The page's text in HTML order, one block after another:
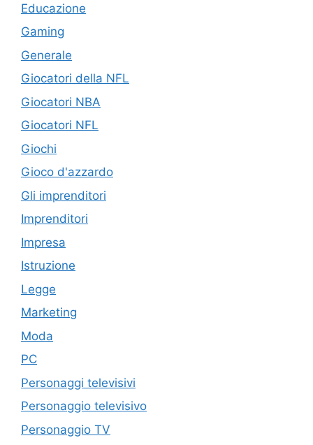
Educazione
Gaming
Generale
Giocatori della NFL
Giocatori NBA
Giocatori NFL
Giochi
Gioco d'azzardo
Gli imprenditori
Imprenditori
Impresa
Istruzione
Legge
Marketing
Moda
PC
Personaggi televisivi
Personaggio televisivo
Personaggio TV